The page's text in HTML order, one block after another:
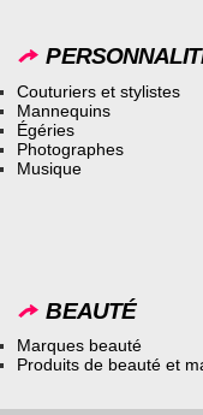
Couturiers et stylistes
Mannequins
Égéries
Photographes
Musique
BEAUTÉ
Marques beauté
Produits de beauté et